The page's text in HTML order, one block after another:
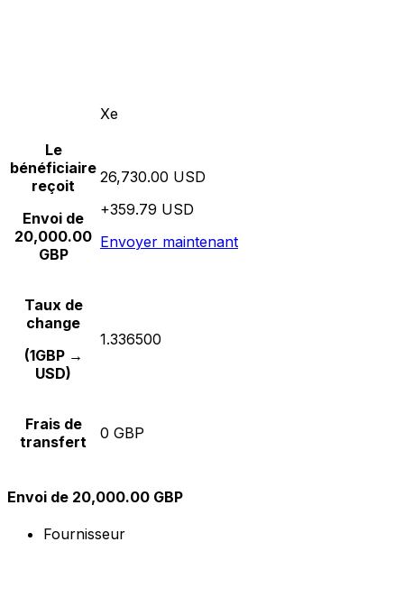
Xe
Le
bénéficiaire
reçoit
Envoi de
20,000.00
GBP
26,730.00 USD
+359.79 USD
Envoyer maintenant
Taux de
change
(1GBP →
USD)
1.336500
Frais de
transfert
0 GBP
Envoi de 20,000.00 GBP
Fournisseur